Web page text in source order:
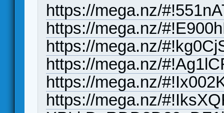
https://mega.nz/
https://mega.nz/
https://mega.nz/
https://mega.nz/
https://mega.nz/
https://mega.nz/